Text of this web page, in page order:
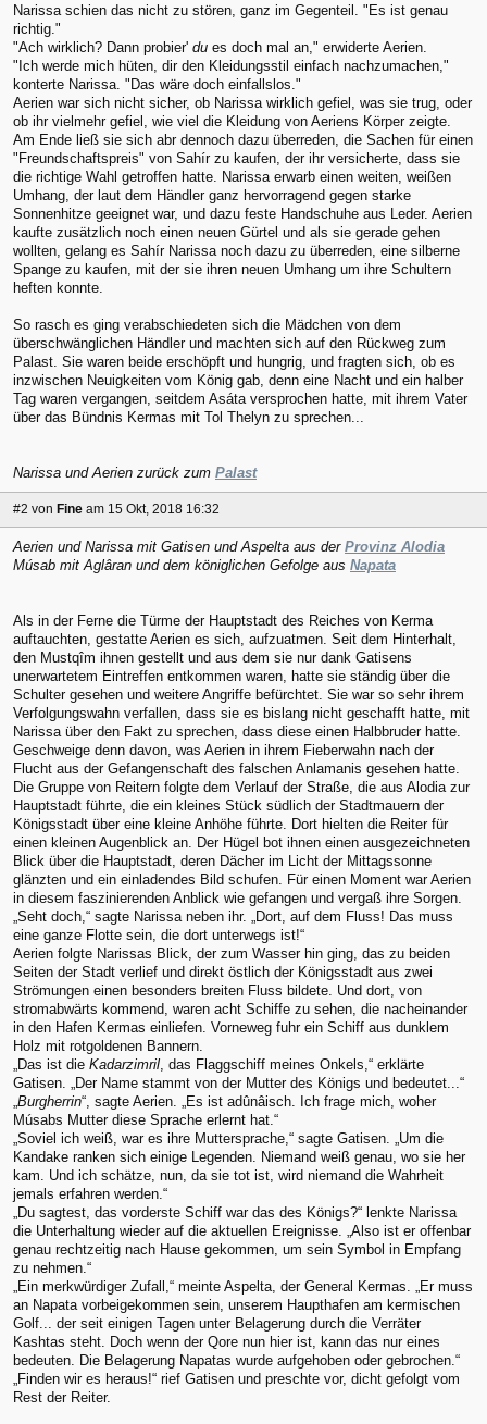
Narissa schien das nicht zu stören, ganz im Gegenteil. "Es ist genau
richtig."
"Ach wirklich? Dann probier' du es doch mal an," erwiderte Aerien.
"Ich werde mich hüten, dir den Kleidungsstil einfach nachzumachen,"
konterte Narissa. "Das wäre doch einfallslos."
Aerien war sich nicht sicher, ob Narissa wirklich gefiel, was sie trug, oder
ob ihr vielmehr gefiel, wie viel die Kleidung von Aeriens Körper zeigte.
Am Ende ließ sie sich abr dennoch dazu überreden, die Sachen für einen
"Freundschaftspreis" von Sahír zu kaufen, der ihr versicherte, dass sie
die richtige Wahl getroffen hatte. Narissa erwarb einen weiten, weißen
Umhang, der laut dem Händler ganz hervorragend gegen starke
Sonnenhitze geeignet war, und dazu feste Handschuhe aus Leder. Aerien
kaufte zusätzlich noch einen neuen Gürtel und als sie gerade gehen
wollten, gelang es Sahír Narissa noch dazu zu überreden, eine silberne
Spange zu kaufen, mit der sie ihren neuen Umhang um ihre Schultern
heften konnte.
So rasch es ging verabschiedeten sich die Mädchen von dem
überschwänglichen Händler und machten sich auf den Rückweg zum
Palast. Sie waren beide erschöpft und hungrig, und fragten sich, ob es
inzwischen Neuigkeiten vom König gab, denn eine Nacht und ein halber
Tag waren vergangen, seitdem Asáta versprochen hatte, mit ihrem Vater
über das Bündnis Kermas mit Tol Thelyn zu sprechen...
Narissa und Aerien zurück zum Palast
#2 von Fine am 15 Okt, 2018 16:32
Aerien und Narissa mit Gatisen und Aspelta aus der Provinz Alodia
Músab mit Aglâran und dem königlichen Gefolge aus Napata
Als in der Ferne die Türme der Hauptstadt des Reiches von Kerma
auftauchten, gestatte Aerien es sich, aufzuatmen. Seit dem Hinterhalt,
den Mustqîm ihnen gestellt und aus dem sie nur dank Gatisens
unerwartetem Eintreffen entkommen waren, hatte sie ständig über die
Schulter gesehen und weitere Angriffe befürchtet. Sie war so sehr ihrem
Verfolgungswahn verfallen, dass sie es bislang nicht geschafft hatte, mit
Narissa über den Fakt zu sprechen, dass diese einen Halbbruder hatte.
Geschweige denn davon, was Aerien in ihrem Fieberwahn nach der
Flucht aus der Gefangenschaft des falschen Anlamanis gesehen hatte.
Die Gruppe von Reitern folgte dem Verlauf der Straße, die aus Alodia zur
Hauptstadt führte, die ein kleines Stück südlich der Stadtmauern der
Königsstadt über eine kleine Anhöhe führte. Dort hielten die Reiter für
einen kleinen Augenblick an. Der Hügel bot ihnen einen ausgezeichneten
Blick über die Hauptstadt, deren Dächer im Licht der Mittagssonne
glänzten und ein einladendes Bild schufen. Für einen Moment war Aerien
in diesem faszinierenden Anblick wie gefangen und vergaß ihre Sorgen.
„Seht doch,“ sagte Narissa neben ihr. „Dort, auf dem Fluss! Das muss
eine ganze Flotte sein, die dort unterwegs ist!“
Aerien folgte Narissas Blick, der zum Wasser hin ging, das zu beiden
Seiten der Stadt verlief und direkt östlich der Königsstadt aus zwei
Strömungen einen besonders breiten Fluss bildete. Und dort, von
stromabwärts kommend, waren acht Schiffe zu sehen, die nacheinander
in den Hafen Kermas einliefen. Vorneweg fuhr ein Schiff aus dunklem
Holz mit rotgoldenen Bannern.
„Das ist die Kadarzimril , das Flaggschiff meines Onkels,“ erklärte
Gatisen. „Der Name stammt von der Mutter des Königs und bedeutet...“
Burgherrin“, sagte Aerien. „Es ist adûnâisch. Ich frage mich, woher
Músabs Mutter diese Sprache erlernt hat.“
„Soviel ich weiß, war es ihre Muttersprache,“ sagte Gatisen. „Um die
Kandake ranken sich einige Legenden. Niemand weiß genau, wo sie her
kam. Und ich schätze, nun, da sie tot ist, wird niemand die Wahrheit
jemals erfahren werden.“
„Du sagtest, das vorderste Schiff war das des Königs?“ lenkte Narissa
die Unterhaltung wieder auf die aktuellen Ereignisse. „Also ist er offenbar
genau rechtzeitig nach Hause gekommen, um sein Symbol in Empfang
zu nehmen.“
„Ein merkwürdiger Zufall,“ meinte Aspelta, der General Kermas. „Er muss
an Napata vorbeigekommen sein, unserem Haupthafen am kermischen
Golf... der seit einigen Tagen unter Belagerung durch die Verräter
Kashtas steht. Doch wenn der Qore nun hier ist, kann das nur eines
bedeuten. Die Belagerung Napatas wurde aufgehoben oder gebrochen.“
„Finden wir es heraus!“ rief Gatisen und preschte vor, dicht gefolgt vom
Rest der Reiter.